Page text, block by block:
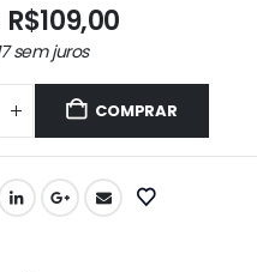
O
preço
original
era:
R$119,00.
R$109,00O
é:
R$109,00.
sem juros
COMPRAR